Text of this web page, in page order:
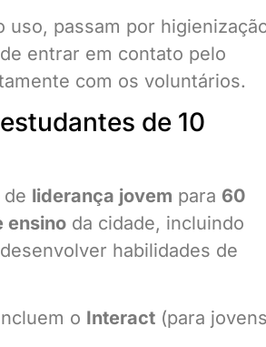
uso, passam por
entrar em contato pelo
com os voluntários.
de 10
liderança jovem para 60
ensino da cidade, incluindo
habilidades de
o Interact (para